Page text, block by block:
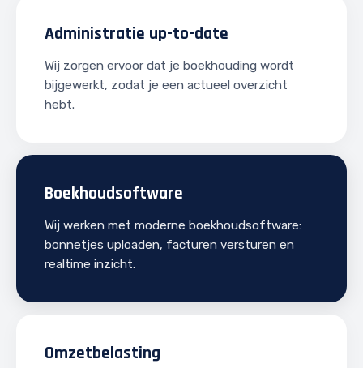
Administratie up-to-date
Wij zorgen ervoor dat je boekhouding wordt
bijgewerkt, zodat je een actueel overzicht
hebt.
Boekhoudsoftware
Wij werken met moderne boekhoudsoftware:
bonnetjes uploaden, facturen versturen en
realtime inzicht.
Omzetbelasting